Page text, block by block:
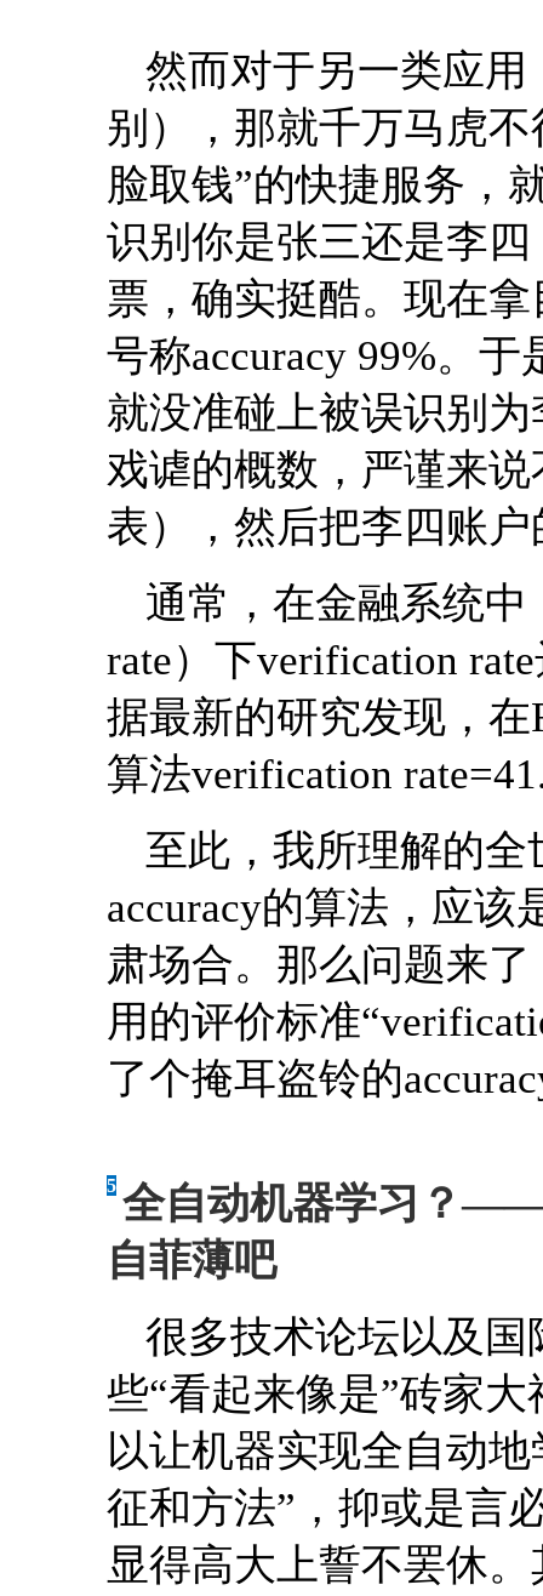
然而对于另一类应用
别），那就千万马虎
脸取钱”的快捷服务，
识别你是张三还是李
票，确实挺酷。现在
号称accuracy 99%。
就没准碰上被误识别
戏谑的概数，严谨来
表），然后把李四账
通常，在金融系统中
rate）下verification
据最新的研究发现，
算法verification
至此，我所理解的
accuracy的算法，应该
肃场合。那么问题来
用的评价标准
了个掩耳盗铃的
5 全自动机器学习？——
自菲薄吧
很多技术论坛以及
些“看起来像是”砖家
以让机器实现全自动
征和方法”，抑或是言
显得高大上誓不罢休